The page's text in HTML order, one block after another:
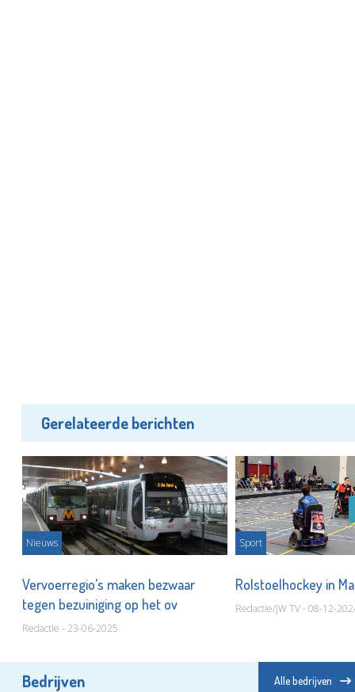
Gerelateerde berichten
Nieuws
Vervoerregio’s maken bezwaar
tegen bezuiniging op het ov
Redactie - 23-06-2025
Sport
Rolstoelhockey in
Redactie/JW TV - 08-12-
Bedrijven Alle bedrijven